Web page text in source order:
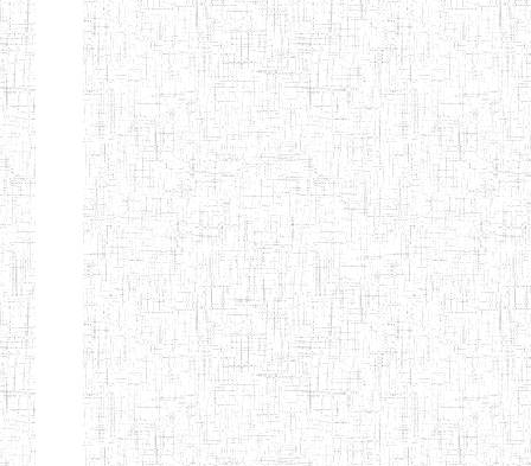
ENI
Chercher:
Effacer les filtres
Denomination
Type